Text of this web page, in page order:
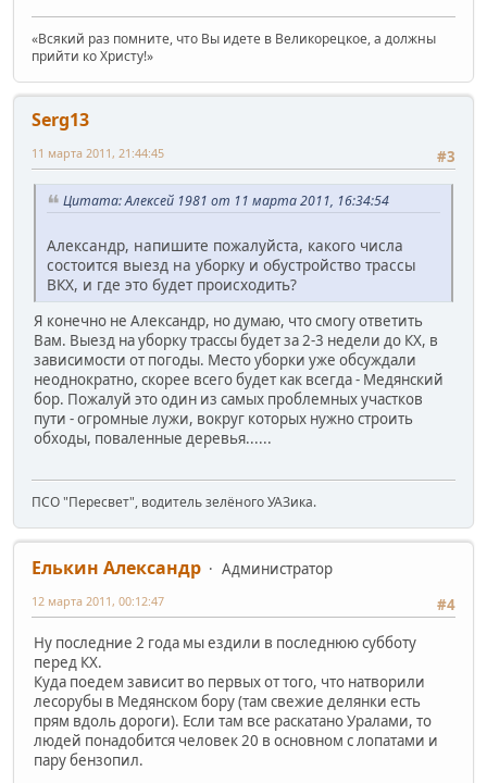
«Всякий раз помните, что Вы идете в Великорецкое, а должны
прийти ко Христу!»
Serg13
#3
11 марта 2011, 21:44:45
Цитата: Алексей 1981 от 11 марта 2011, 16:34:54
Александр, напишите пожалуйста, какого числа
состоится выезд на уборку и обустройство трассы
ВКХ, и где это будет происходить?
Я конечно не Александр, но думаю, что смогу ответить
Вам. Выезд на уборку трассы будет за 2-3 недели до КХ, в
зависимости от погоды. Место уборки уже обсуждали
неоднократно, скорее всего будет как всегда - Медянский
бор. Пожалуй это один из самых проблемных участков
пути - огромные лужи, вокруг которых нужно строить
обходы, поваленные деревья......
ПСО "Пересвет", водитель зелёного УАЗика.
Елькин Александр
Администратор
#4
12 марта 2011, 00:12:47
Ну последние 2 года мы ездили в последнюю субботу
перед КХ.
Куда поедем зависит во первых от того, что натворили
лесорубы в Медянском бору (там свежие делянки есть
прям вдоль дороги). Если там все раскатано Уралами, то
людей понадобится человек 20 в основном с лопатами и
пару бензопил.